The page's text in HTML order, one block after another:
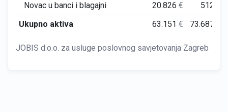
Novac u banci i blagajni
20.826€ 512
Ukupno aktiva
63.151€ 73.687
JOBIS d.o.o. za usluge poslovnog savjetovanja Zagreb